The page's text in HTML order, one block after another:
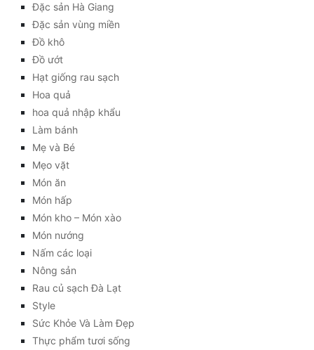
Đặc sản Hà Giang
Đặc sản vùng miền
Đồ khô
Đồ ướt
Hạt giống rau sạch
Hoa quả
hoa quả nhập khẩu
Làm bánh
Mẹ và Bé
Mẹo vặt
Món ăn
Món hấp
Món kho – Món xào
Món nướng
Nấm các loại
Nông sản
Rau củ sạch Đà Lạt
Style
Sức Khỏe Và Làm Đẹp
Thực phẩm tươi sống